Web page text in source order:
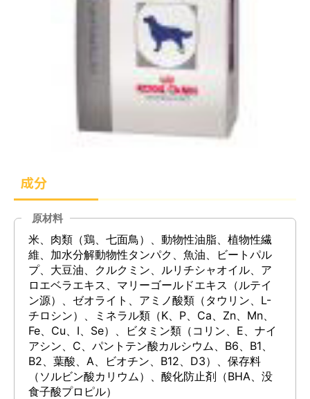
成分
原材料
米、肉類（鶏、七面鳥）、動物性油脂、植物性繊
維、加水分解動物性タンパク、魚油、ビートパル
プ、大豆油、クルクミン、ルリチシャオイル、ア
ロエベラエキス、マリーゴールドエキス（ルテイ
ン源）、ゼオライト、アミノ酸類（タウリン、L-
チロシン）、ミネラル類（K、P、Ca、Zn、Mn、
Fe、Cu、I、Se）、ビタミン類（コリン、E、ナイ
アシン、C、パントテン酸カルシウム、B6、B1、
B2、葉酸、A、ビオチン、B12、D3）、保存料
（ソルビン酸カリウム）、酸化防止剤（BHA、没
食子酸プロピル）